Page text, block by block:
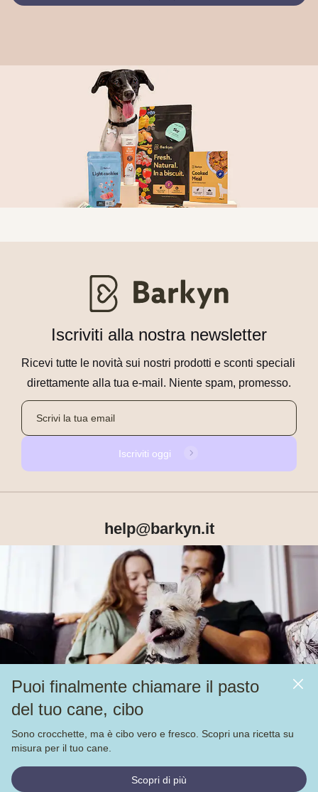
Puoi finalmente chiamare il pasto
del tuo cane, cibo
Sono crocchette, ma è cibo vero e fresco. Scopri una ricetta su
misura per il tuo cane.
Scopri di più
Iscriviti alla nostra newsletter
Ricevi tutte le novità sui nostri prodotti e sconti speciali
direttamente alla tua e-mail. Niente spam, promesso.
Iscriviti oggi
help@barkyn.it
Prodotti
Altri link
Alimentazione
2022